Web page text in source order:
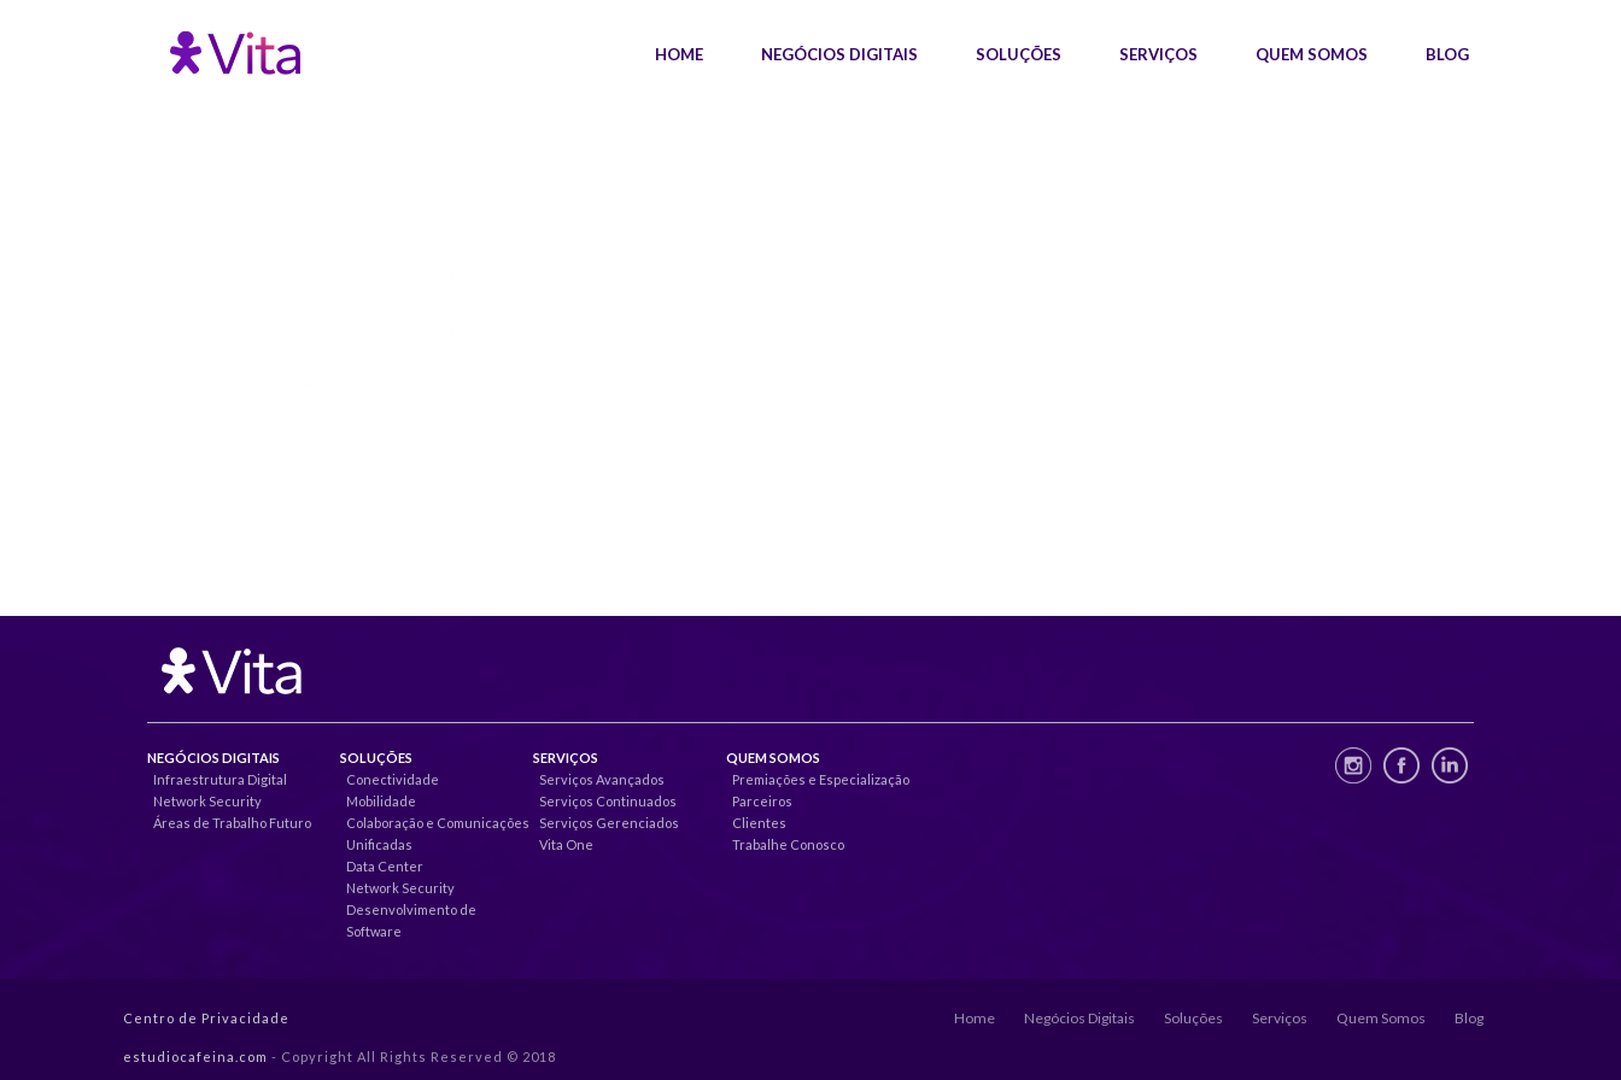
HOME NEGÓCIOS DIGITAIS SOLUÇÕES SERVIÇOS QUEM SOMOS BLOG
NEGÓCIOS DIGITAIS
Infraestrutura Digital
Network Security
Áreas de Trabalho Futuro
SOLUÇÕES
Conectividade
Mobilidade
Colaboração e Comunicações
Unificadas
Data Center
Network Security
Desenvolvimento de
Software
SERVIÇOS
Serviços Avançados
Serviços Continuados
Serviços Gerenciados
Vita One
QUEM SOMOS
Premiações e Especialização
Parceiros
Clientes
Trabalhe Conosco
Centro de Privacidade
estudiocafeina.com - Copyright All Rights Reserved © 2018
Home Negócios Digitais Soluções Serviços Quem Somos Blog